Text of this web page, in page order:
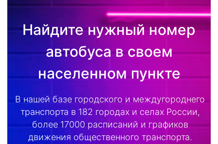
Найдите нужный номер
автобуса в своем
населенном пункте
В нашей базе городского и междугороднего
транспорта в 182 городах и селах России,
более 17000 расписаний и графиков
движения общественного транспорта.